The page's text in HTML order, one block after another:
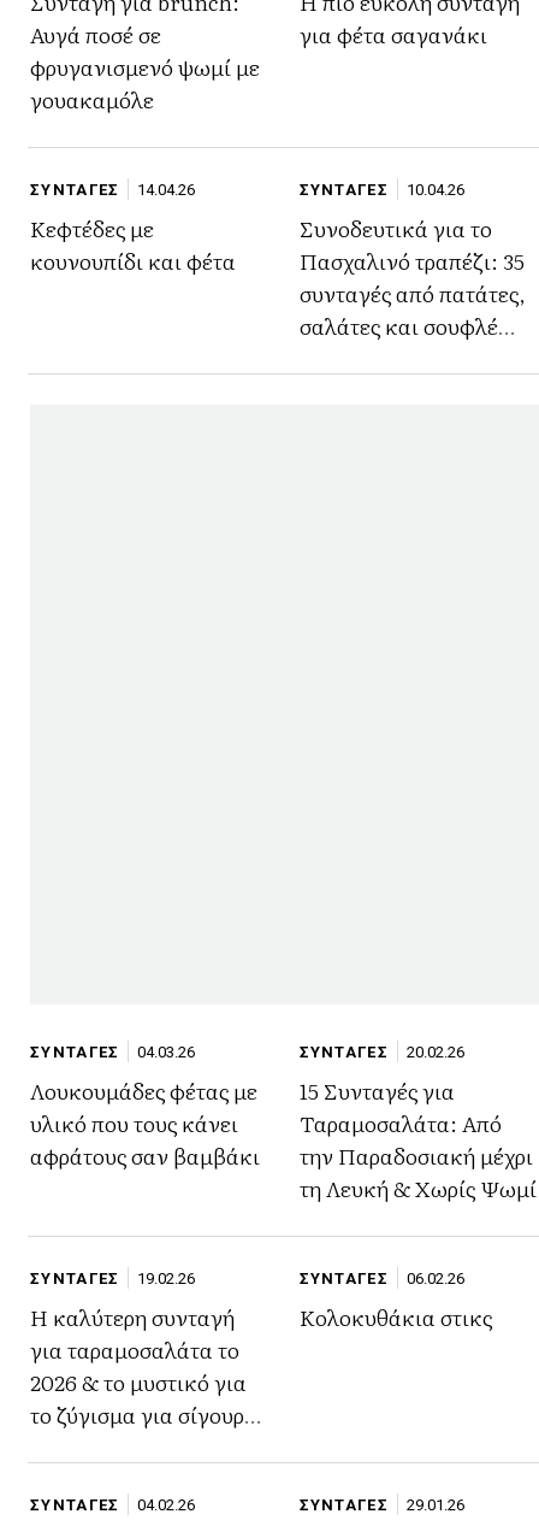
Αυγά ποσέ σε
φρυγανισμενό ψωμί με
γουακαμόλε
για φέτα σαγανάκι
ΣΥΝΤΑΓΕΣ 14.04.26
Κεφτέδες με
κουνουπίδι και φέτα
ΣΥΝΤΑΓΕΣ 10.04.26
Συνοδευτικά για το
Πασχαλινό τραπέζι: 35
συνταγές από πατάτες,
σαλάτες και σουφλέ
ΣΥΝΤΑΓΕΣ 04.03.26
Λουκουμάδες φέτας με
υλικό που τους κάνει
αφράτους σαν βαμβάκι
ΣΥΝΤΑΓΕΣ 20.02.26
15 Συνταγές για
Ταραμοσαλάτα: Από
την Παραδοσιακή μέχρι
τη Λευκή & Χωρίς Ψωμί
ΣΥΝΤΑΓΕΣ 19.02.26
Η καλύτερη συνταγή
για ταραμοσαλάτα το
2026 & το μυστικό για
το ζύγισμα για σίγουρη
ΣΥΝΤΑΓΕΣ 06.02.26
Κολοκυθάκια στικς
ΣΥΝΤΑΓΕΣ 04.02.26 ΣΥΝΤΑΓΕΣ 29.01.26